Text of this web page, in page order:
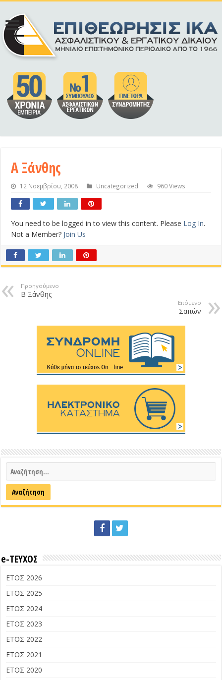
Α Ξάνθης
12 Νοεμβρίου, 2008 Uncategorized 960 Views
You need to be logged in to view this content. Please Log In.
Not a Member? Join Us
Προηγούμενο
Β Ξάνθης
Επόμενο
Σαπών
e-ΤΕΥΧΟΣ
ΕΤΟΣ 2026
ΕΤΟΣ 2025
ΕΤΟΣ 2024
ΕΤΟΣ 2023
ΕΤΟΣ 2022
ΕΤΟΣ 2021
ΕΤΟΣ 2020